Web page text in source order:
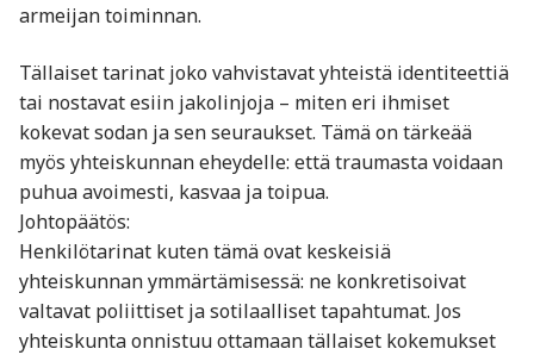
armeijan toiminnan.
Tällaiset tarinat joko vahvistavat yhteistä identiteettiä
tai nostavat esiin jakolinjoja – miten eri ihmiset
kokevat sodan ja sen seuraukset. Tämä on tärkeää
myös yhteiskunnan eheydelle: että traumasta voidaan
puhua avoimesti, kasvaa ja toipua.
Johtopäätös:
Henkilötarinat kuten tämä ovat keskeisiä
yhteiskunnan ymmärtämisessä: ne konkretisoivat
valtavat poliittiset ja sotilaalliset tapahtumat. Jos
yhteiskunta onnistuu ottamaan tällaiset kokemukset